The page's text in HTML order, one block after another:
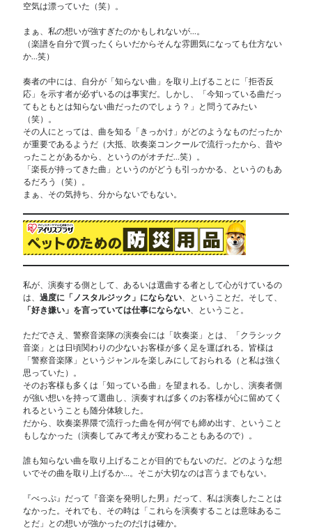
空気は漂っていた（笑）。
まぁ、私の想いが強すぎたのかもしれないが…。
（楽譜を自分で買ったくらいだからそんな雰囲気になっても仕方ない
か…笑）
奏者の中には、自分が「知らない曲」を取り上げることに「拒否反
応」を示す者が必ずいるのは事実だ。しかし、「今知っている曲だっ
てもともとは知らない曲だったのでしょう？」と問うてみたい
（笑）。
その人にとっては、曲を知る「きっかけ」がどのようなものだったか
が重要であるようだ（大抵、吹奏楽コンクールで流行ったから、昔や
ったことがあるから、というのがオチだ…笑）。
「楽長が持ってきた曲」というのがどうも引っかかる、というのもあ
るだろう（笑）。
まぁ、その気持ち、分からないでもない。
私が、演奏する側として、あるいは選曲する者として心がけているの
は、過度に「ノスタルジック」にならない 、ということだ。そして、
「好き嫌い」を言っていては仕事にならない 、ということ。
ただでさえ、警察音楽隊の演奏会には「吹奏楽」とは、「クラシック
音楽」とは日頃関わりの少ないお客様が多く足を運ばれる。皆様は
「警察音楽隊」というジャンルを楽しみにしておられる（と私は強く
思っていた）。
そのお客様も多くは「知っている曲」を望まれる。しかし、演奏者側
が強い想いを持って選曲し、演奏すれば多くのお客様が心に留めてく
れるということも随分体験した。
だから、吹奏楽界隈で流行った曲を何が何でも締め出す、ということ
もしなかった（演奏してみて考えが変わることもあるので）。
誰も知らない曲を取り上げることが目的でもないのだ。どのような想
いでその曲を取り上げるか…。そこが大切なのは言うまでもない。
『べっぷ』だって『音楽を発明した男』だって、私は演奏したことは
なかった。それでも、その時は「これらを演奏することは意味あるこ
とだ」との想いが強かったのだけは確か。